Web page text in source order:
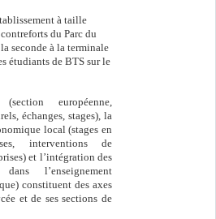
à taille
du Parc du
seconde à la terminale
étudiants de BTS sur le
européenne,
échanges, stages), la
local (stages en
interventions de
et l’intégration des
l’enseignement
constituent des axes
et de ses sections de